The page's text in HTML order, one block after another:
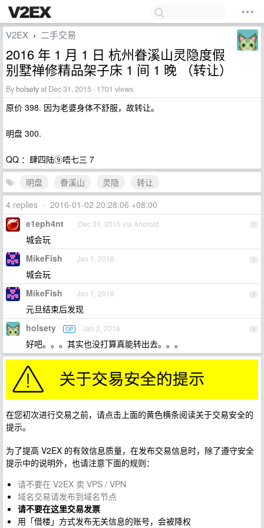
V2EX › 二手交易
2016 年 1 月 1 日 杭州眷溪山灵隐度假
别墅禅修精品架子床 1 间 1 晚 （转让）
By holsetyat Dec 31, 2015 · 1701 views
原价 398. 因为老婆身体不舒服，故转让。
明盘 300.
QQ ：肆四陆⑨唔七三 7
明盘
眷溪山 灵隐
转让
4 replies • 2016-01-02 20:28:06 +08:00
1
e1eph4nt Dec 31, 2015 via Android
城会玩
2
MikeFish Jan 1, 2016
城会玩
3
MikeFish Jan 1, 2016
元旦结束后发现
4
holsety OP Jan 2, 2016
好吧。。。其实也没打算真能转出去。。。
在您初次进行交易之前，请点击上面的黄色横条阅读关于交易安全的
提示。
为了提高 V2EX 的有效信息质量，在发布交易信息时，除了遵守安全
提示中的说明外，也请注意下面的规则：
请不要在 V2EX 卖 VPS / VPN
域名交易请发布到域名节点
请不要在这里交易发票
用「借楼」方式发布无关信息的账号，会被降权